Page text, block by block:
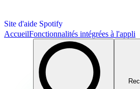
Site d'aide Spotify
AccueilFonctionnalités intégrées à l'appli